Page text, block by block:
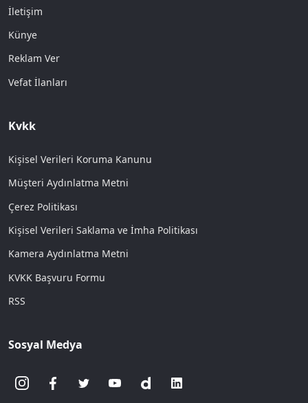
İletişim
Künye
Reklam Ver
Vefat İlanları
Kvkk
Kişisel Verileri Koruma Kanunu
Müşteri Aydınlatma Metni
Çerez Politikası
Kişisel Verileri Saklama ve İmha Politikası
Kamera Aydınlatma Metni
KVKK Başvuru Formu
RSS
Sosyal Medya